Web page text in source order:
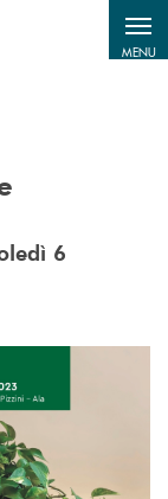
MENU
6